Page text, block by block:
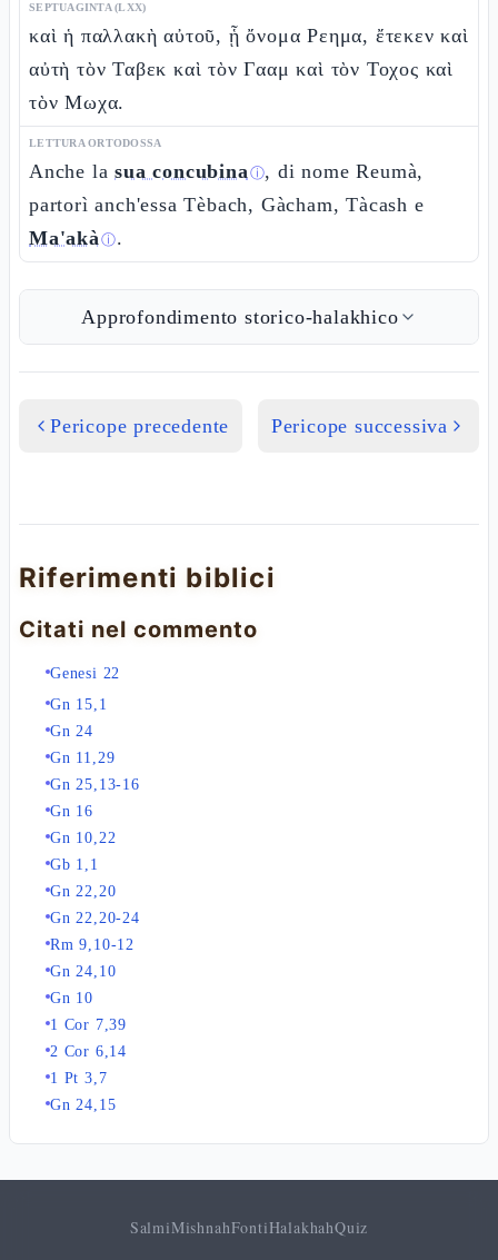
SEPTUAGINTA (LXX)
καὶ ἡ παλλακὴ αὐτοῦ, ᾗ ὄνομα Ρεημα, ἔτεκεν καὶ
αὐτὴ τὸν Ταβεκ καὶ τὸν Γααμ καὶ τὸν Τοχος καὶ
τὸν Μωχα.
LETTURA ORTODOSSA
Anche lasua concubinaⓘ, di nome Reumà,
partorì anch'essa Tèbach, Gàcham, Tàcash e
Ma'akàⓘ.
Approfondimento storico-halakhico
Pericope precedente Pericope successiva
Riferimenti biblici
Citati nel commento
Genesi 22
Gn 15,1
Gn 24
Gn 11,29
Gn 25,13-16
Gn 16
Gn 10,22
Gb 1,1
Gn 22,20
Gn 22,20-24
Rm 9,10-12
Gn 24,10
Gn 10
1 Cor 7,39
2 Cor 6,14
1 Pt 3,7
Gn 24,15
SalmiMishnahFontiHalakhahQuiz